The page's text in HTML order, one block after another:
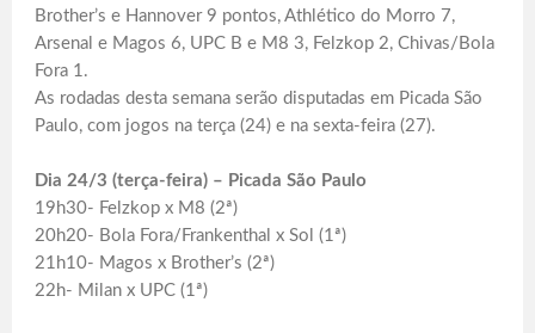
Brother’s e Hannover 9 pontos, Athlético do Morro 7,
Arsenal e Magos 6, UPC B e M8 3, Felzkop 2, Chivas/Bola
Fora 1.
As rodadas desta semana serão disputadas em Picada São
Paulo, com jogos na terça (24) e na sexta-feira (27).
Dia 24/3 (terça-feira) – Picada São Paulo
19h30- Felzkop x M8 (2ª)
20h20- Bola Fora/Frankenthal x Sol (1ª)
21h10- Magos x Brother’s (2ª)
22h- Milan x UPC (1ª)